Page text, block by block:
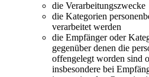
die Verarbeitungszwecke
die Kategorien
verarbeitet werden
die Empfänger oder
gegenüber denen die
offengelegt worden sind
insbesondere bei